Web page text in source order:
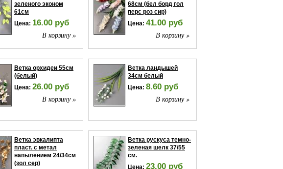
зеленого эконом
61см
Цена: 16.00 руб
В корзину »
68см (бел борд гол
перс роз сир)
Цена: 41.00 руб
В корзину »
Ветка орхидеи 55см
(белый)
Цена: 26.00 руб
В корзину »
Ветка ландышей
34см белый
Цена: 8.60 руб
В корзину »
Ветка эвкалипта
пласт. с метал
напылением 24/34см
(зол сер)
Ветка рускуса темно-
зеленая шелк 37/55
см.
Цена: 23.00 руб